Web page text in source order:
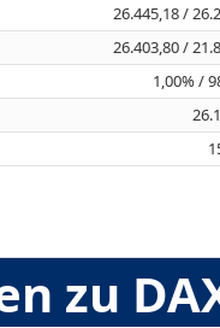
26.445,18 /
26.403,80 /
1,00% /
zu